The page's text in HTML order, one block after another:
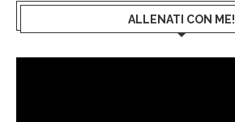
ALLENATI CON ME!